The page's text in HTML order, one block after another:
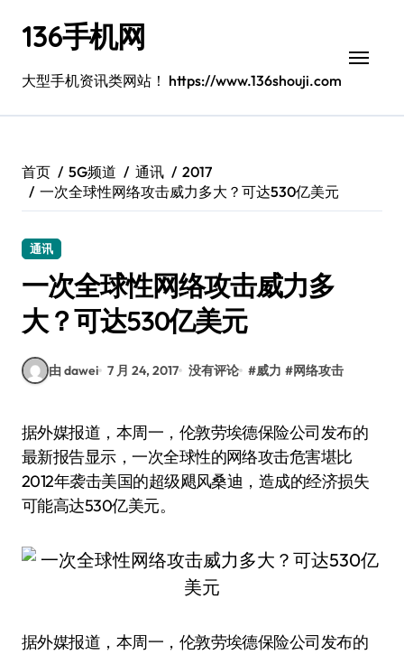
136手机网
大型手机资讯类网站！ https://www.136shouji.com
首页 5G频道 通讯
2017
一次全球性网络攻击威力多大？可达530亿美元
通讯
一次全球性网络攻击威力多
大？可达530亿美元
由 dawei 7 月 24, 2017 没有评论 #威力 #网络攻击
据外媒报道，本周一，伦敦劳埃德保险公司发布的
最新报告显示，一次全球性的网络攻击危害堪比
2012年袭击美国的超级飓风桑迪，造成的经济损失
可能高达530亿美元。
据外媒报道，本周一，伦敦劳埃德保险公司发布的